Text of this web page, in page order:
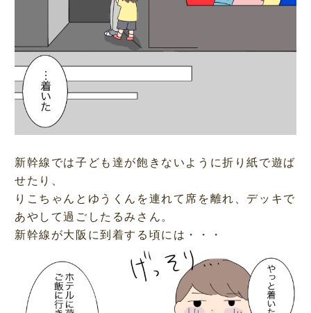
新幹線では子ども達が飽きないように折り紙で遊ば
せたり、
りこちゃんとゆうくんを連れて席を離れ、デッキで
あやして過ごしたるみさん。
新幹線が大阪に到着する頃には・・・